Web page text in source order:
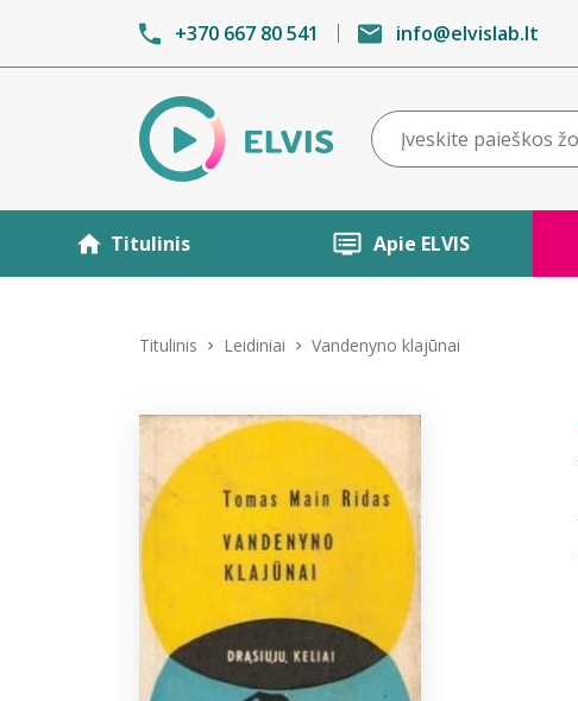
+370 667 80 541 info@elvislab.lt
Titulinis Apie ELVIS
Titulinis Leidiniai Vandenyno klajūnai